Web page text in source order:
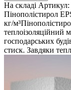
На складі Артикул:
Пінополістирол
кг/
теплоізоляційний
господарських
стиск. Завдяки